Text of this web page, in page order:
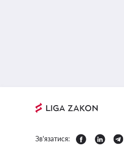
Зв'язатися: